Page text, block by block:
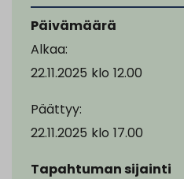
Päivämäärä
Alkaa:
22.11.2025 klo 12.00
Päättyy:
22.11.2025 klo 17.00
Tapahtuman sijainti